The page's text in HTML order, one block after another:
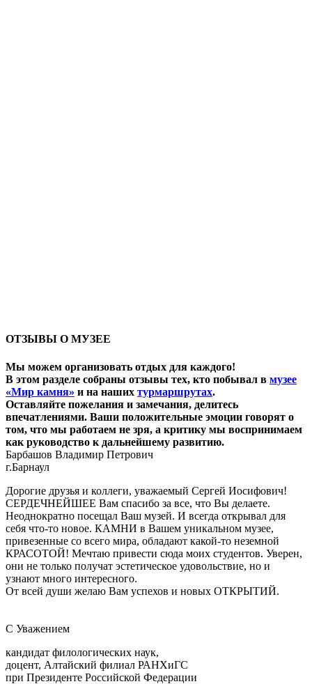
ОТЗЫВЫ О МУЗЕЕ
Мы можем организовать отдых для каждого!
В этом разделе собраны отзывы тех, кто побывал в музее
«Мир камня» и на наших турмаршрутах.
Оставляйте пожелания и замечания, делитесь
впечатлениями. Ваши положительные эмоции говорят о
том, что мы работаем не зря, а критику мы воспринимаем
как руководство к дальнейшему развитию.
Барбашов Владимир Петрович
г.Барнаул
Дорогие друзья и коллеги, уважаемый Сергей Иосифович!
СЕРДЕЧНЕЙШЕЕ Вам спасибо за все, что Вы делаете.
Неоднократно посещал Ваш музей. И всегда открывал для
себя что-то новое. КАМНИ в Вашем уникальном музее,
привезенные со всего мира, обладают какой-то неземной
КРАСОТОЙ! Мечтаю привести сюда моих студентов. Уверен,
они не только получат эстетическое удовольствие, но и
узнают много интересного.
От всей души желаю Вам успехов и новых ОТКРЫТИЙ.
С Уважением
кандидат филологических наук,
доцент, Алтайский филиал РАНХиГС
при Президенте Российской Федерации